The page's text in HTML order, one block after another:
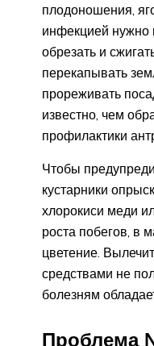
плодоношения,
инфекцией нужно
обрезать и
перекапывать
прореживать
известно, чем
профилактики
Чтобы
кустарники
хлорокиси меди
роста побегов, в
цветение.
средствами не
болезням
Проблема